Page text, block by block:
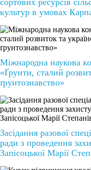
сортових ресурсів
культур в умовах
Міжнародна наукова
«Ґрунти, сталий
ґрунтознавство»
Засідання разової
ради з проведення
Запісоцької Марії